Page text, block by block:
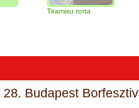
Tiramisu torta Quinoa
Budapest